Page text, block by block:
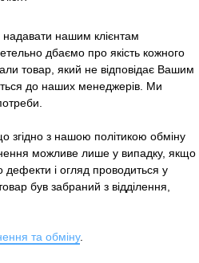
нашим клієнтам
дбаємо про якість кожного
товар, який не відповідає Вашим
до наших менеджерів. Ми
згідно з нашою політикою обміну
можливе лише у випадку, якщо
і огляд проводиться у
був забраний з відділення,
та обміну.